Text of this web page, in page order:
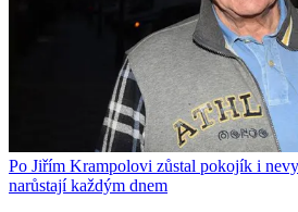
Po Jiřím Krampolovi zůstal pokojík i
narůstají každým dnem